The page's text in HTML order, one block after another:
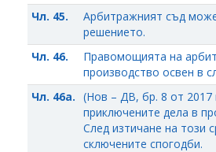
Чл. 45.
Арбитражният съд
решението.
Чл. 46.
Правомощията на
производство освен в
Чл. 46а. (Нов – ДВ, бр. 8 от
приключените дела в
След изтичане на този
сключените спогодби.